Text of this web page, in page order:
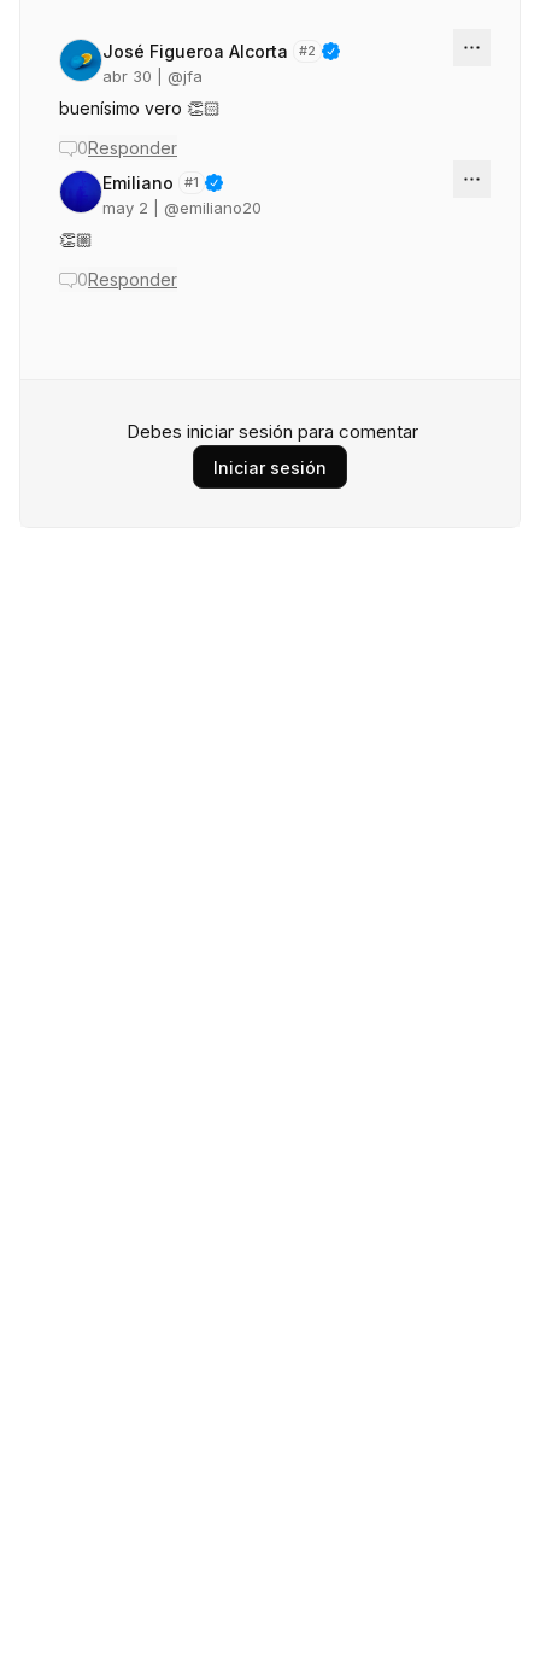
José Figueroa Alcorta #2
abr 30 | @jfa
buenísimo vero 👏🏻
0Responder
Emiliano
#1
may 2 | @emiliano20
👏🏼
0Responder
Debes iniciar sesión para comentar
Iniciar sesión